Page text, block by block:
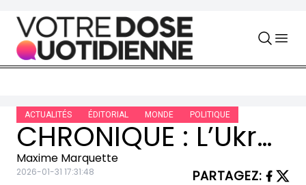
Skip to content
ACTUALITÉS ÉDITORIAL MONDE POLITIQUE
CHRONIQUE : L’Ukraine suspendue au bon vouloir de Washington — quand l’indécision américaine devient une arme de destruction
Maxime Marquette
2026-01-31 17:31:48 PARTAGEZ: